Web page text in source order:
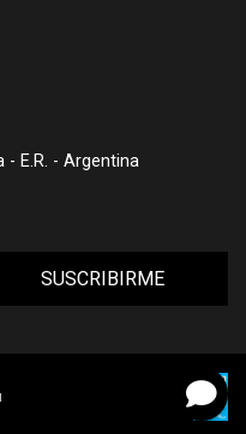
E.R. - Argentina
SUSCRIBIRME